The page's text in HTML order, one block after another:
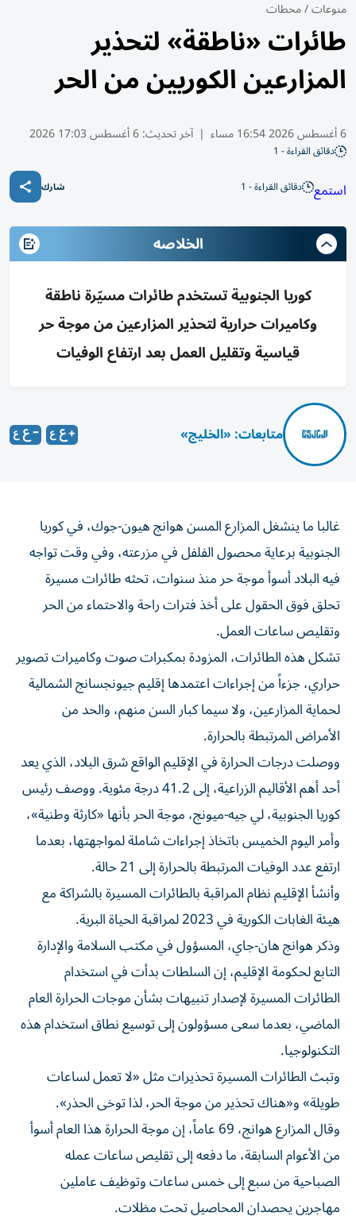
منوعات/محطات
طائرات «ناطقة» لتحذير
المزارعين الكوريين من الحر
6 أغسطس 2026 16:54 مساء | آخر تحديث:6 أغسطس 17:03 2026
دقائق القراءة - 1
استمع دقائق القراءة - 1 شارك
الخلاصه
كوريا الجنوبية تستخدم طائرات مسيّرة ناطقة
وكاميرات حرارية لتحذير المزارعين من موجة حر
قياسية وتقليل العمل بعد ارتفاع الوفيات
متابعات: «الخليج»
الجنوبية برعاية محصول الفلفل ‌في مزرعته، وفي وقت تواجه
فيه البلاد أسوأ ​موجة ⁠حر منذ سنوات، تحثه طائرات مسيرة
‌تحلق فوق الحقول ‌على أخذ فترات راحة والاحتماء من الحر
وتقليص ساعات العمل.
تشكل هذه الطائرات، المزودة بمكبرات صوت وكاميرات ‌تصوير
حراري، جزءاً من إجراءات اعتمدها إقليم جيونجسانج الشمالية
⁠لحماية المزارعين، ولا سيما كبار السن منهم، والحد من
الأمراض المرتبطة بالحرارة.
ووصلت درجات الحرارة في الإقليم الواقع شرق البلاد، الذي يعد
أحد أهم الأقاليم الزراعية، إلى 41.2 درجة مئوية. ووصف رئيس
كوريا الجنوبية، لي ​جيه-ميونج، موجة الحر بأنها «كارثة وطنية»،
وأمر اليوم الخميس باتخاذ إجراءات شاملة لمواجهتها، بعدما
ارتفع عدد الوفيات المرتبطة بالحرارة إلى 21 حالة.
وأنشأ الإقليم نظام المراقبة ⁠بالطائرات المسيرة بالشراكة مع
هيئة الغابات الكورية في 2023 لمراقبة الحياة البرية.
وذكر هوانج هان-جاي، المسؤول في مكتب ​السلامة ‌والإدارة
التابع لحكومة الإقليم، إن السلطات بدأت في استخدام
الطائرات المسيرة لإصدار تنبيهات بشأن موجات الحرارة العام
الماضي، بعدما سعى مسؤولون إلى توسيع نطاق استخدام هذه
‌التكنولوجيا.
وتبث الطائرات ‌المسيرة تحذيرات مثل «لا تعمل ⁠لساعات
طويلة» و«هناك تحذير من موجة الحر، ‌لذا توخى الحذر».
وقال المزارع هوانج، 69 عاماً، إن موجة الحرارة هذا العام أسوأ
من الأعوام ⁠السابقة، ما دفعه إلى تقليص ​ساعات عمله
الصباحية من سبع إلى خمس ساعات وتوظيف عاملين
مهاجرين يحصدان المحاصيل تحت مظلات.